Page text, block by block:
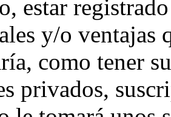
estar
y/o ventajas
como tener
privados,